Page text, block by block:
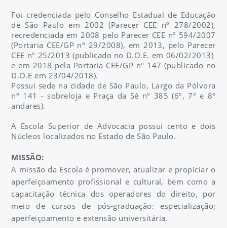
Foi credenciada pelo Conselho Estadual de Educação
de São Paulo em 2002 (Parecer CEE nº 278/2002),
recredenciada em 2008 pelo Parecer CEE nº 594/2007
(Portaria CEE/GP nº 29/2008), em 2013, pelo Parecer
CEE nº 25/2013 (publicado no D.O.E. em 06/02/2013)
e em 2018 pela Portaria CEE/GP nº 147 (publicado no
D.O.E em 23/04/2018).
Possui sede na cidade de São Paulo, Largo da Pólvora
nº 141 - sobreloja e Praça da Sé nº 385 (6º, 7º e 8º
andares).
A Escola Superior de Advocacia possui cento e dois
Núcleos localizados no Estado de São Paulo.
MISSÃO:
A missão da Escola é promover, atualizar e propiciar o
aperfeiçoamento profissional e cultural, bem como a
capacitação técnica dos operadores do direito, por
meio de cursos de pós-graduação: especialização;
aperfeiçoamento e extensão universitária.